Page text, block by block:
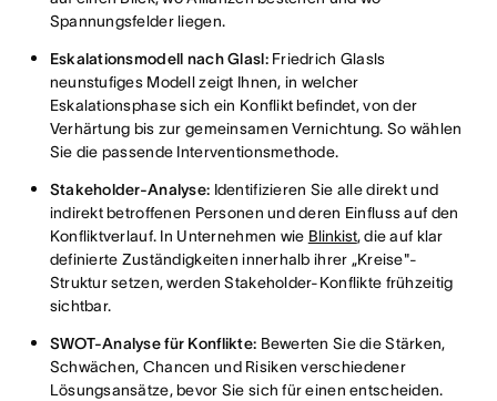
Spannungsfelder liegen.
Eskalationsmodell nach Glasl:Friedrich Glasls
neunstufiges Modell zeigt Ihnen, in welcher
Eskalationsphase sich ein Konflikt befindet, von der
Verhärtung bis zur gemeinsamen Vernichtung. So wählen
Sie die passende Interventionsmethode.
Stakeholder-Analyse: Identifizieren Sie alle direkt und
indirekt betroffenen Personen und deren Einfluss auf den
Konfliktverlauf. In Unternehmen wie Blinkist, die auf klar
definierte Zuständigkeiten innerhalb ihrer „Kreise"-
Struktur setzen, werden Stakeholder-Konflikte frühzeitig
sichtbar.
SWOT-Analyse für Konflikte: Bewerten Sie die Stärken,
Schwächen, Chancen und Risiken verschiedener
Lösungsansätze, bevor Sie sich für einen entscheiden.